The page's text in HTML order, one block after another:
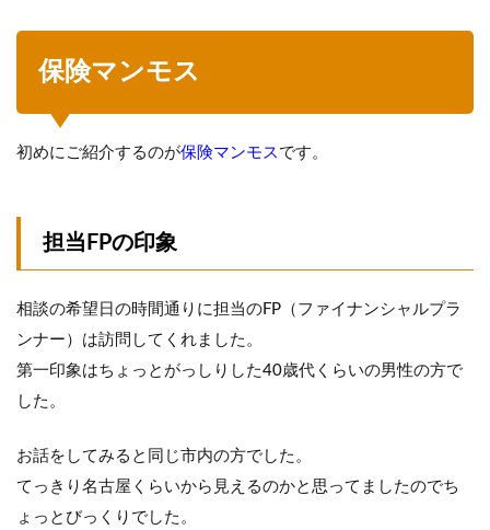
保険マンモス
初めにご紹介するのが保険マンモス です。
担当FPの印象
相談の希望日の時間通りに担当のFP（ファイナンシャルプラ
ンナー）は訪問してくれました。
第一印象はちょっとがっしりした40歳代くらいの男性の方で
した。
お話をしてみると同じ市内の方でした。
てっきり名古屋くらいから見えるのかと思ってましたのでち
ょっとびっくりでした。